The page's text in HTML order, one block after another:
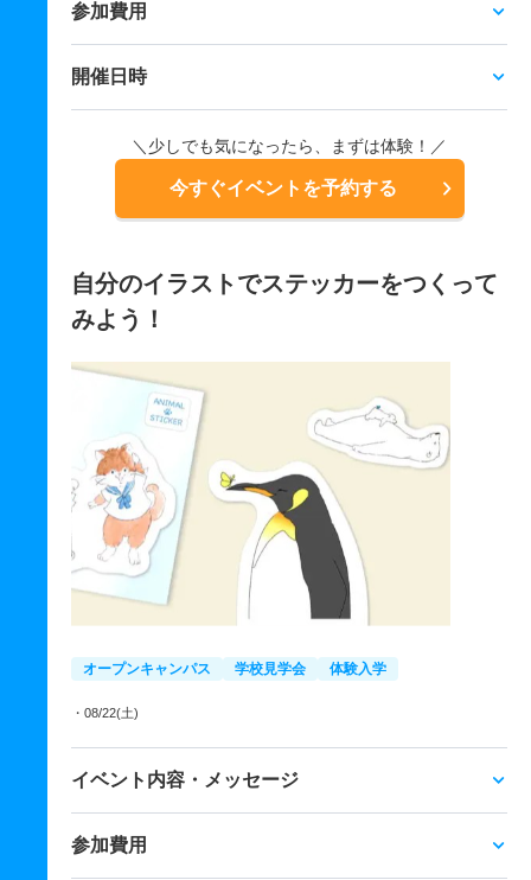
参加費用
開催日時
＼少しでも気になったら、まずは体験！／
今すぐイベントを予約する
自分のイラストでステッカーをつくって
みよう！
オープンキャンパス 学校見学会 体験入学
・08/22(土)
イベント内容・メッセージ
参加費用